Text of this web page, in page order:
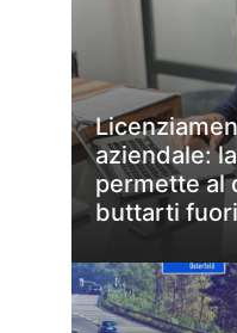
aziendale:
permette al
buttarti fuori